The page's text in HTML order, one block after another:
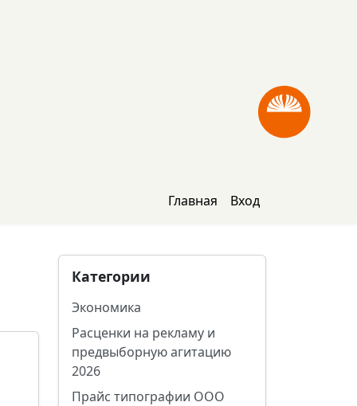
Главная Вход
Категории
Экономика
Расценки на рекламу и
предвыборную агитацию
2026
Прайс типографии ООО